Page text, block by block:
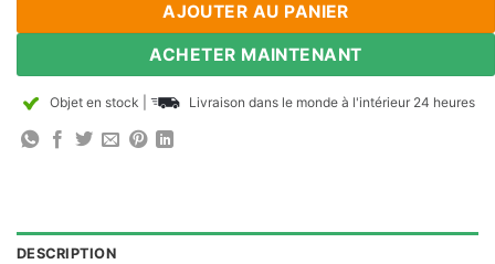
AJOUTER AU PANIER
ACHETER MAINTENANT
Objet en stock Livraison dans le monde à l'intérieur 24 heures
DESCRIPTION